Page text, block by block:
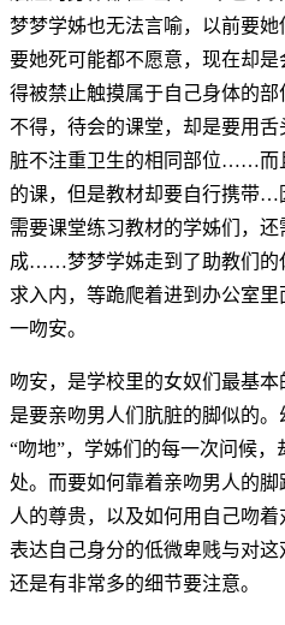
梦梦学姊也无法言喻，以前要
要她死可能都不愿意，现在却
得被禁止触摸属于自己身体的
不得，待会的课堂，却是要用
脏不注重卫生的相同部位……而
的课，但是教材却要自行携带…
需要课堂练习教材的学姊们，
成……梦梦学姊走到了助教们的
求入内，等跪爬着进到办公室
一吻安。
吻安，是学校里的女奴们最基
是要亲吻男人们肮脏的脚似的
“吻地”，学姊们的每一次问候
处。而要如何靠着亲吻男人的
人的尊贵，以及如何用自己吻
表达自己身分的低微卑贱与对
还是有非常多的细节要注意。